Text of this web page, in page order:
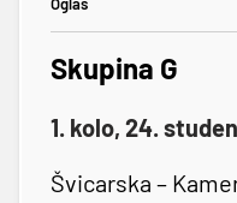
Skupina G
1. kolo, 24.
Švicarska –